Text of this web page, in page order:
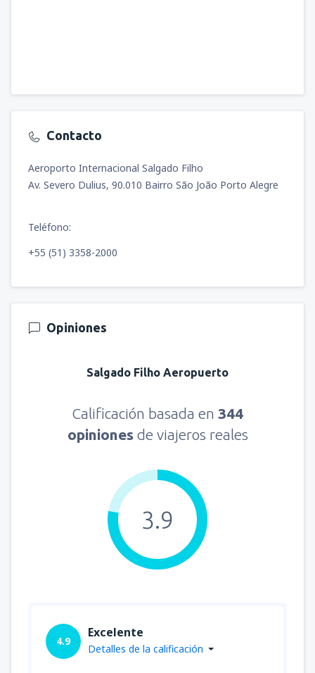
Contacto
Aeroporto Internacional Salgado Filho
Av. Severo Dulius, 90.010 Bairro São João Porto Alegre
Teléfono:
+55 (51) 3358-2000
Opiniones
Salgado Filho Aeropuerto
Calificación basada en 344
opiniones de viajeros reales
3.9
4.9
Excelente
Detalles de la calificación